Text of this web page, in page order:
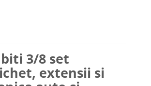
3/8 set
extensii si